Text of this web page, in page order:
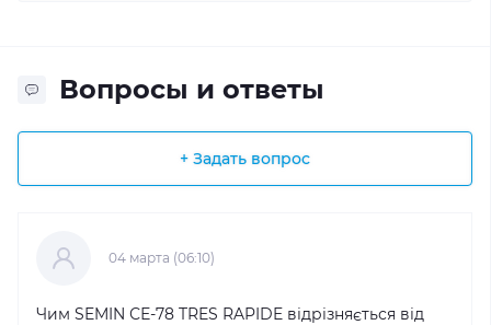
Вопросы и ответы
+ Задать вопрос
04 марта (06:10)
Чим SEMIN СЕ-78 TRES RAPIDE відрізняється від